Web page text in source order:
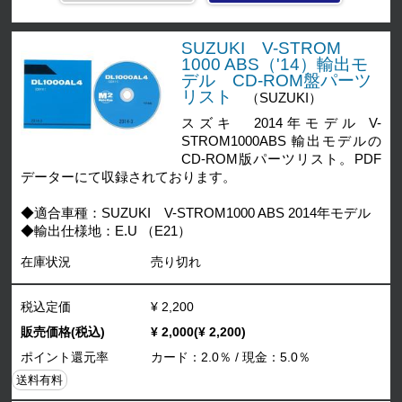
SUZUKI V-STROM
1000 ABS（'14）輸出モ
デル CD-ROM盤パーツ
リスト
（SUZUKI）
スズキ 2014年モデル V-
STROM1000ABS 輸出モデルの
CD-ROM版パーツリスト。PDF
データーにて収録されております。
◆適合車種：SUZUKI V-STROM1000 ABS 2014年モデル
◆輸出仕様地：E.U （E21）
在庫状況 売り切れ
税込定価
¥ 2,200
販売価格(税込)
¥ 2,000(¥ 2,200)
ポイント還元率
カード：2.0％ / 現金：5.0％
送料有料